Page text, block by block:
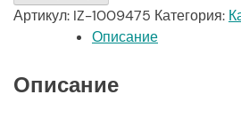
Артикул: IZ-1009475 Категория:
Описание
Описание